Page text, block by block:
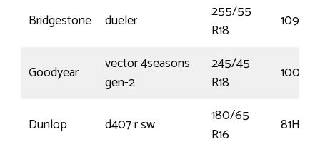
Bridgestone dueler
255/55
R18
109H
Goodyear
vector 4seasons
gen-2
245/45
R18
100Y
Dunlop d407 r sw
180/65
R16
81H